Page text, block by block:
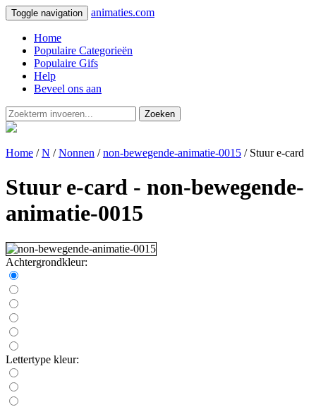
Toggle navigation animaties.com
Home
Populaire Categorieën
Populaire Gifs
Help
Beveel ons aan
Zoeken
Home /N /Nonnen /non-bewegende-animatie-0015 / Stuur e-card
Stuur e-card - non-bewegende-
animatie-0015
Achtergrondkleur:
Lettertype kleur: